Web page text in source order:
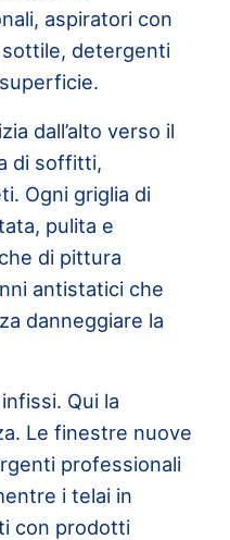
aspiratori con
sottile, detergenti
dall’alto verso il
di soffitti,
Ogni griglia di
pulita e
di pittura
antistatici che
danneggiare la
Qui la
Le finestre nuove
professionali
i telai in
con prodotti